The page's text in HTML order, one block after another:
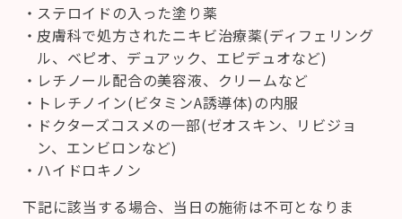
ステロイドの入った塗り薬
皮膚科で処方されたニキビ治療薬(ディフェリング
ル、ベピオ、デュアック、エピデュオなど)
レチノール配合の美容液、クリームなど
トレチノイン(ビタミンA誘導体)の内服
ドクターズコスメの一部(ゼオスキン、リビジョ
ン、エンビロンなど)
ハイドロキノン
下記に該当する場合、当日の施術は不可となりま